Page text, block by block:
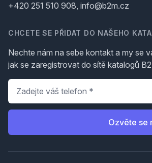
+420 251 510 908, info@b2m.cz
CHCETE SE PŘIDAT DO NAŠEHO
Nechte nám na sebe kontakt a my se
jak se zaregistrovat do sítě katalogů
Telefon
Ozvěte se